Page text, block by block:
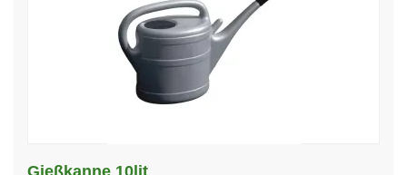
Gießkanne 10lit